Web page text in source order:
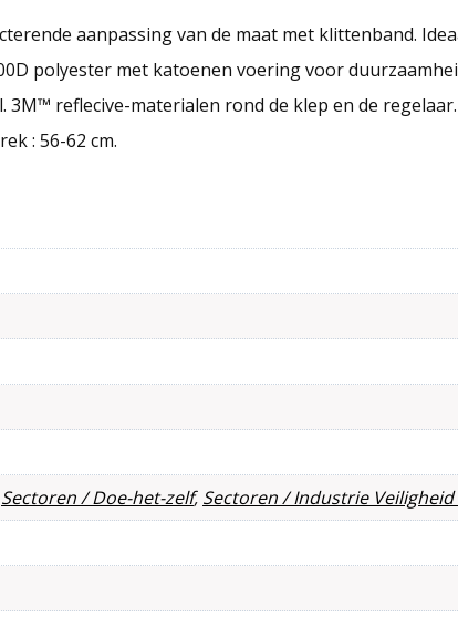
aanpassing van de maat met klittenband.
polyester met katoenen voering voor
reflecive-materialen rond de klep en de
: 56-62 cm.
Sectoren / Doe-het-zelf, Sectoren / Industrie Veiligheid